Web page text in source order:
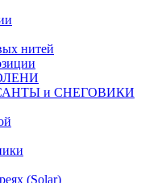
нитей
САНТЫ и СНЕГОВИКИ
(Solar)